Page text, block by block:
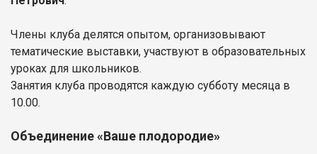
Члены клуба делятся опытом, организовывают
тематические выставки, участвуют в образовательных
уроках для школьников.
Занятия клуба проводятся каждую субботу месяца в
10.00.
Объединение «Ваше плодородие»